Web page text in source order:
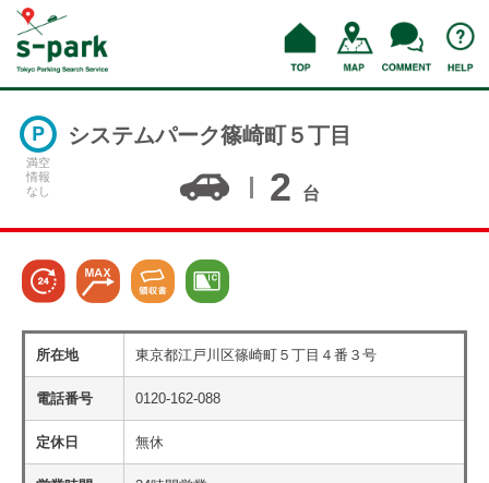
満空
情報
なし
システムパーク篠崎町５丁目
2 台
所在地 東京都江戸川区篠崎町５丁目４番３号
電話番号 0120-162-088
定休日 無休